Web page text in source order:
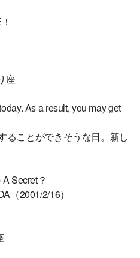
座
As a result, you may get
ることができそうな日。新し
Secret？
（2001/2/16）